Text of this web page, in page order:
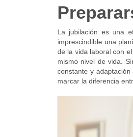
La jubilación es una
imprescindible una
de la vida laboral con
mismo nivel de vida.
constante y
marcar la diferencia